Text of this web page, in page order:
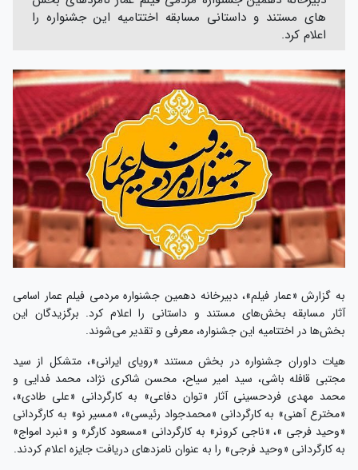
های مستند و داستانی مسابقه اختتامیه این جشنواره را
اعلام کرد.
به گزارش «عمار فیلم»، دبیرخانه دهمین جشنواره مردمی فیلم عمار اسامی
آثار مسابقه بخش‌های مستند و داستانی را اعلام کرد. برگزیدگان این
بخش‌ها در اختتامیه این جشنواره، معرفی و تقدیر می‌شوند.
هیات داوران جشنواره در بخش مستند «رویای ایرانی»، متشکل از سید
مجتبی قافله باشی، سید امیر سیاح، محسن شاکری نژاد، محمد فدایی و
محمد مهدی فردحسینی آثار «توان دفاعی» به کارگردانی «علی طادی»،
«مخترع آهنی» به کارگردانی «محمدجواد رئیسی»، «مسیر نو» به کارگردانی
«وحید فرجی »، «ناجی کرونر» به کارگردانی «مسعود کارگر» و «نبرد امواج»
به کارگردانی «وحید فرجی» را به عنوان نامزدهای دریافت جایزه اعلام کردند.